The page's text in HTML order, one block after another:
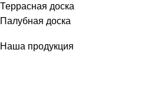
Террасная доска
Палубная доска
Наша продукция